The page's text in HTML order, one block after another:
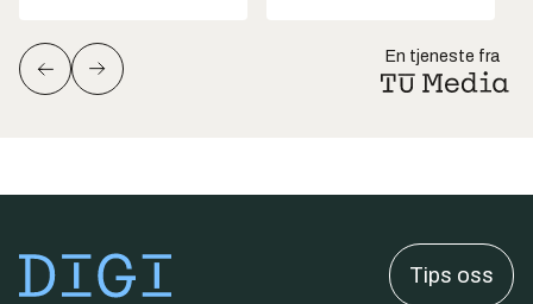
En tjeneste fra
Tips oss